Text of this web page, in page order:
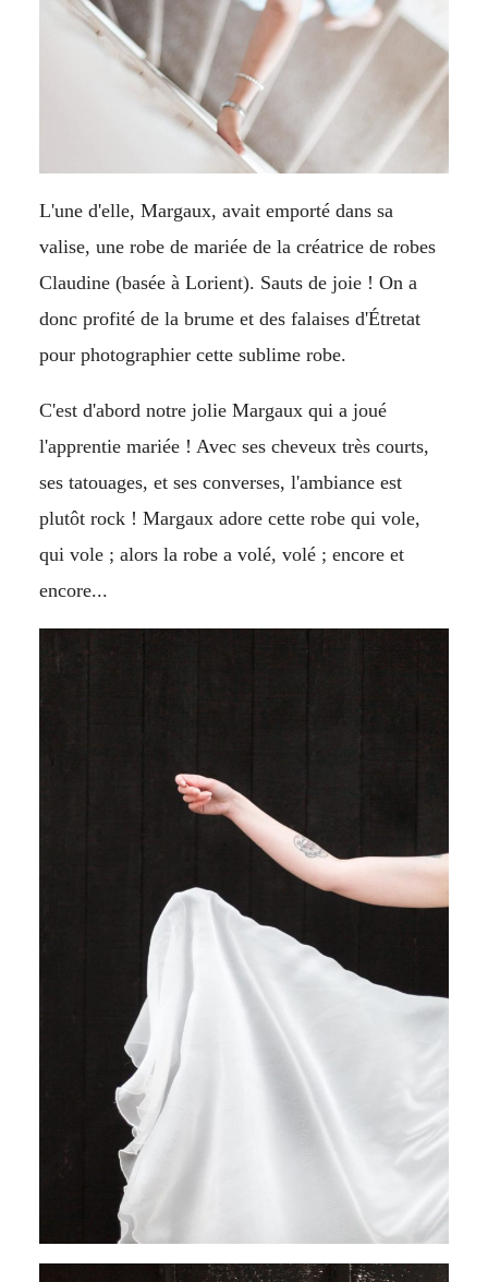
L'une d'elle, Margaux, avait emporté dans sa
valise, une robe de mariée de la créatrice de robes
Claudine(basée à Lorient). Sauts de joie ! On a
donc profité de la brume et des falaises d'Étretat
pour photographier cette sublime robe.
C'est d'abord notre jolie Margaux qui a joué
l'apprentie mariée ! Avec ses cheveux très courts,
ses tatouages, et ses converses, l'ambiance est
plutôt rock ! Margaux adore cette robe qui vole,
qui vole ; alors la robe a volé, volé ; encore et
encore...